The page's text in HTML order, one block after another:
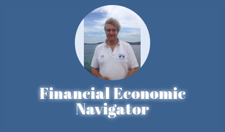
Financial Economic
Navigator